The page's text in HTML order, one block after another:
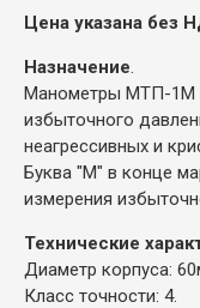
Цена указана без
Назначение.
Манометры МТП-1М
избыточного
неагрессивных и
Буква "М" в конце
измерения
Технические
Диаметр корпуса:
Класс точности: 4.